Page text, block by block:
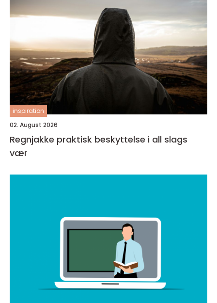
inspiration
02. August 2026
Regnjakke praktisk beskyttelse i all slags
vær